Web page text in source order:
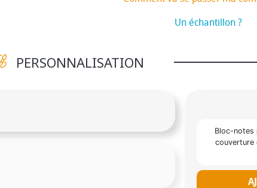
Un échantillon ?
PERSONNALISATION
Bloc-notes
couverture